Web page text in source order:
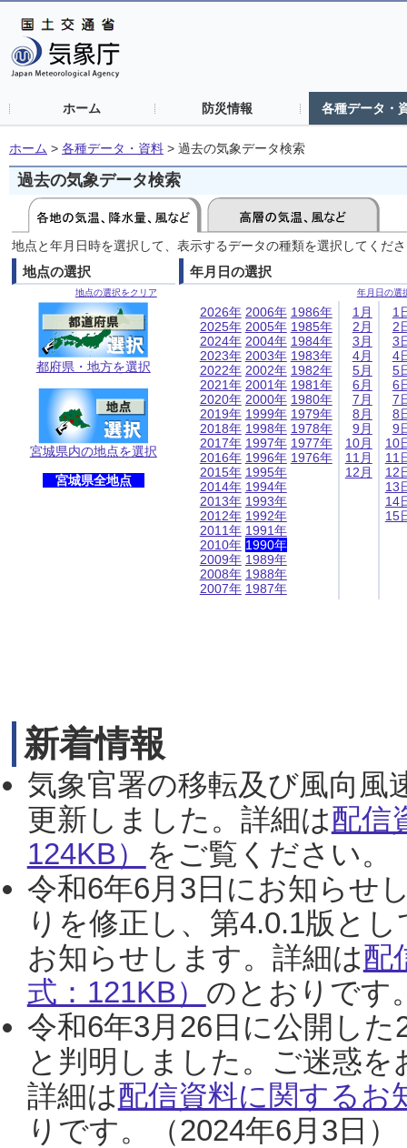
ホーム 防災情報 各種データ・
ホーム > 各種データ・資料 > 過去の気象データ検索
過去の気象データ検索
地点と年月日時を選択して、表示するデータの種類を選択してくだ
地点の選択
地点の選択をクリア
都府県・地方を選択
宮城県内の地点を選択
宮城県全地点
年月日の選択
年月日の選
2026年
2025年
2024年
2023年
2022年
2021年
2020年
2019年
2018年
2017年
2016年
2015年
2014年
2013年
2012年
2011年
2010年
2009年
2008年
2007年
2006年
2005年
2004年
2003年
2002年
2001年
2000年
1999年
1998年
1997年
1996年
1995年
1994年
1993年
1992年
1991年
1990年
1989年
1988年
1987年
1986年
1985年
1984年
1983年
1982年
1981年
1980年
1979年
1978年
1977年
1976年
1月
2月
3月
4月
5月
6月
7月
8月
9月
10月
11月
12月
1
2
3
4
5
6
7
8
9
10
11
12
13
14
15
新着情報
気象官署の移転及び風向風
更新しました。詳細は配信
124KB） をご覧ください。
令和6年6月3日にお知らせ
りを修正し、第4.0.1版と
お知らせします。詳細は配
式：121KB） のとおりです
令和6年3月26日に公開し
と判明しました。ご迷惑
詳細は配信資料に関するお
りです。（2024年6月3日）